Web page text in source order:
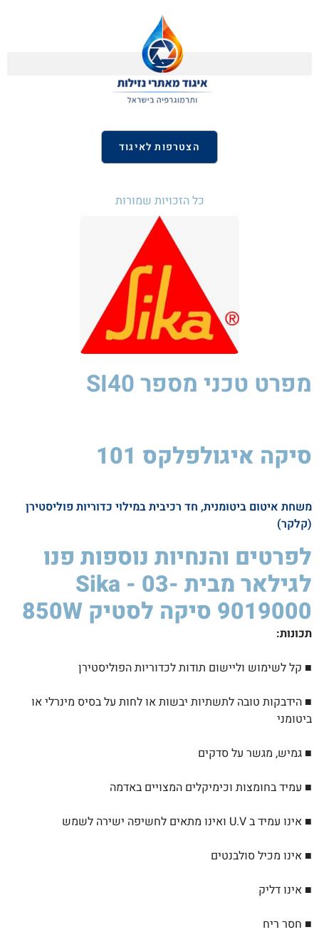
הצטרפות לאיגוד
כל הזכויות שמורות
מפרט טכני מספר SI40
סיקה איגולפלקס 101
משחת איטום ביטומנית, חד רכיבית במילוי כדוריות פוליסטירן
(קלקר)
לפרטים והנחיות נוספות פנו
לגילאר מבית Sika - 03-
9019000 סיקה לסטיק 850W ​
תכונות:
■ קל לשימוש וליישום תודות לכדוריותהפוליסטירן
■ הידבקות טובה לתשתיות יבשות או לחות עלבסיס מינרלי או
ביטומני
■ גמיש, מגשר על סדקים
■ עמיד בחומצות וכימיקלים המצויים באדמה
■ אינו עמיד ב U.V ואינו מתאים לחשיפה ישירה
לשמש
■ אינו מכיל סולבנטים
■ אינו דליק
■ חסר ריח